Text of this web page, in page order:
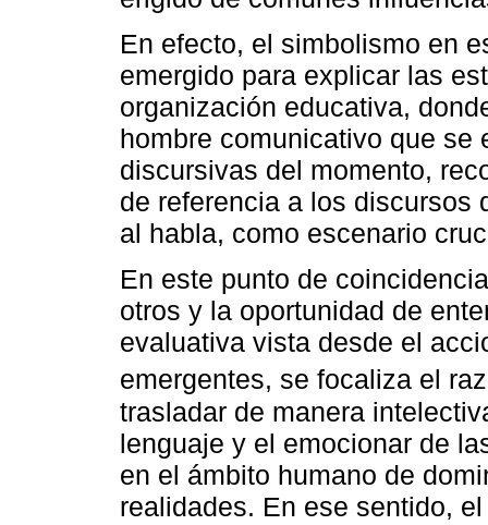
En efecto, el simbolismo en
emergido para explicar las
organización educativa,
hombre comunicativo que se
discursivas del momento,
de referencia a los discursos
al habla, como escenario
En este punto de
otros y la oportunidad de
evaluativa vista desde el
emergentes, se focaliza el
trasladar de manera
lenguaje y el emocionar de
en el ámbito humano de
realidades. En ese sentido,